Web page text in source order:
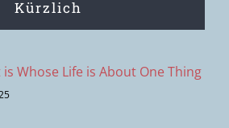
Kürzlich
is Whose Life is About One Thing